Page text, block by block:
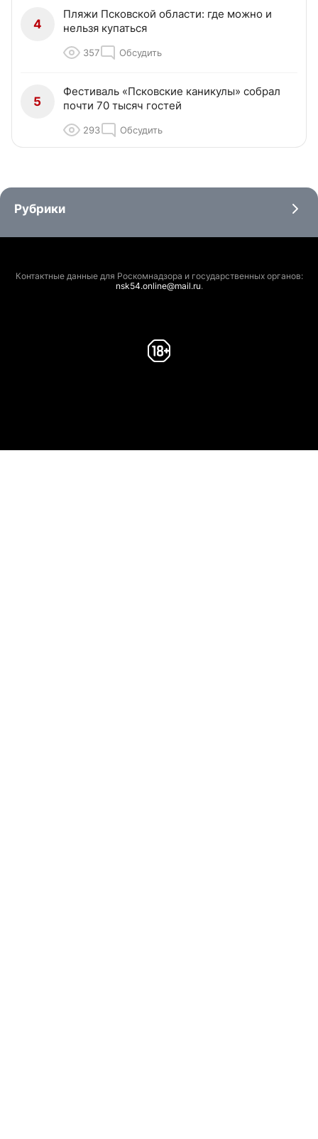
4
Пляжи Псковской области: где можно и
нельзя купаться
357 Обсудить
5
Фестиваль «Псковские каникулы» собрал
почти 70 тысяч гостей
293 Обсудить
Рубрики
Контактные данные для Роскомнадзора и государственных органов:
nsk54.online@mail.ru.